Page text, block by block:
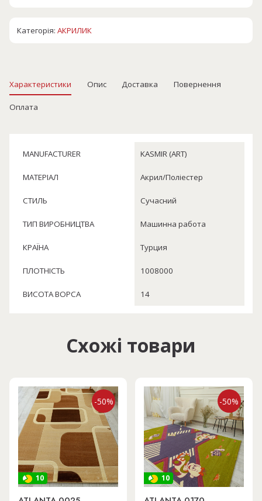
Категорія:АКРИЛИК
Характеристики Опис Доставка Повернення
Оплата
MANUFACTURER KASMIR (ART)
МАТЕРІАЛ Акрил/Поліестер
СТИЛЬ Сучасний
ТИП ВИРОБНИЦТВА Машинна работа
КРАЇНА Турция
ПЛОТНІСТЬ 1008000
ВИСОТА ВОРСА 14
Схожі товари
10
-50%
10
-50%